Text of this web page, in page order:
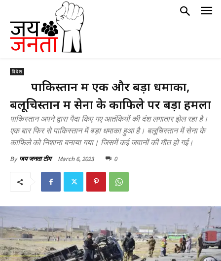
विदेश
पाकिस्तान में एक और बड़ा धमाका,
बलूचिस्तान में सेना के काफिले पर बड़ा हमला
पाकिस्तान अपने द्वारा पैदा किए गए आतंकियों की दंश लगातार झेल रहा है।
एक बार फिर से पाकिस्तान में बड़ा धमाका हुआ है। बलूचिस्तान में सेना के
काफिले को निशाना बनाया गया। जिसमें कई जवानों की मौत हो गई।
By जय जनता टीम March 6, 2023 0